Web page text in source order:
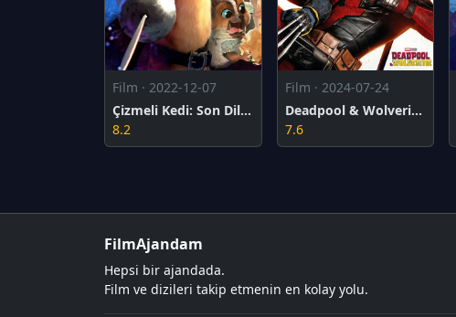
Film · 2022-12-07
Çizmeli Kedi: Son Dilek
8.2
Film · 2024-07-24
Deadpool & Wolverine
7.6
FilmAjandam
Hepsi bir ajandada.
Film ve dizileri takip etmenin en kolay yolu.